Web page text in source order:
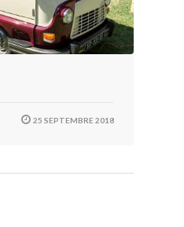
25 SEPTEMBRE 2018